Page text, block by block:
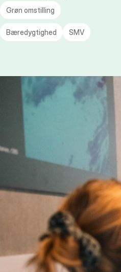
Grøn omstilling
Bæredygtighed SMV